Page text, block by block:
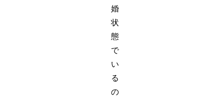
婚
状
態
で
い
る
の